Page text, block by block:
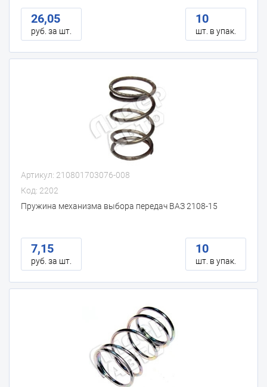
26,05
руб. за шт.
10
шт. в упак.
Артикул: 210801703076-008
Код: 2202
Пружина механизма выбора передач ВАЗ 2108-15
7,15
руб. за шт.
10
шт. в упак.